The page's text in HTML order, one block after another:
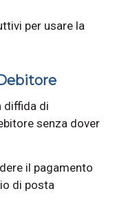
per usare la
diffida di
senza dover
il pagamento
di posta